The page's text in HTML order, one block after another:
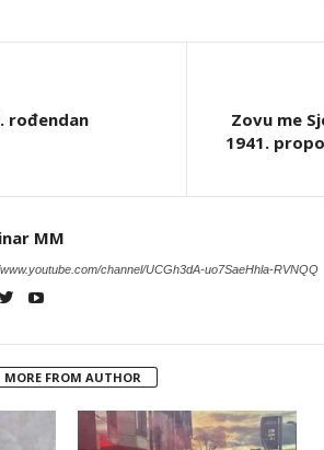
rođendan
Zovu me
1941.
MM
channel/UCGh3dA-uo7SaeHhla-RVNQQ
MORE FROM AUTHOR